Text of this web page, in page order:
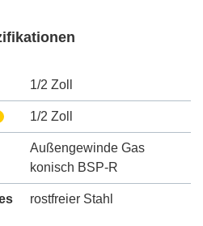
1/2 Zoll
1/2 Zoll
Außengewinde Gas
konisch BSP-R
rostfreier Stahl